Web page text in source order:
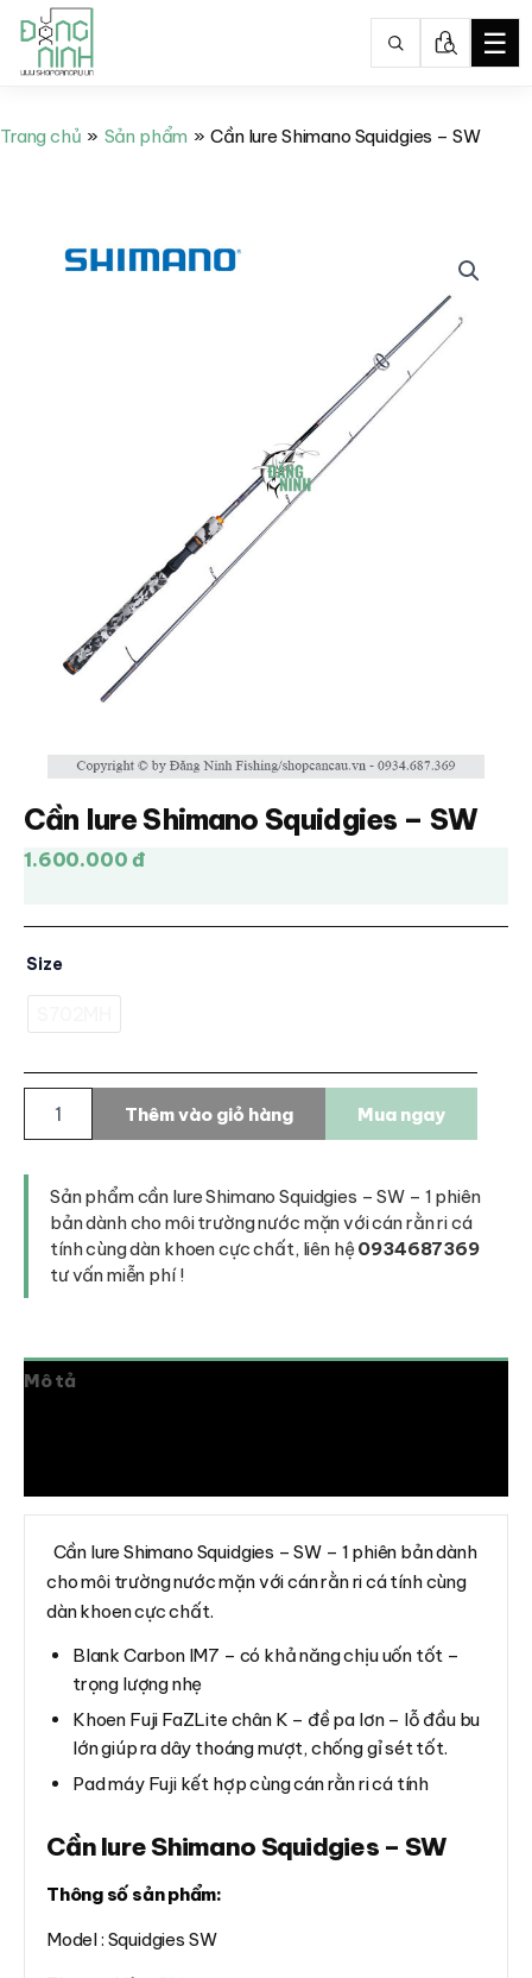
tới
☰
Trang chủ Sản phẩm Cần lure Shimano Squidgies – SW
Cần lure Shimano Squidgies – SW
1.600.000 đ
Size
Shimano
Squidgies
lượng
Thêm vào giỏ hàng Mua ngay
Sản phẩm cần lure Shimano Squidgies – SW – 1 phiên
bản dành cho môi trường nước mặn với cán rằn ri cá
tính cùng dàn khoen cực chất, liên hệ 0934687369
tư vấn miễn phí !
Mô tả
Cần lure Shimano Squidgies – SW – 1 phiên bản dành
cho môi trường nước mặn với cán rằn ri cá tính cùng
dàn khoen cực chất.
Blank Carbon IM7 – có khả năng chịu uốn tốt –
trọng lượng nhẹ
Khoen Fuji FaZLite chân K – đề pa lơn – lỗ đầu bu
lớn giúp ra dây thoáng mượt, chống gỉ sét tốt.
Pad máy Fuji kết hợp cùng cán rằn ri cá tính
Cần lure Shimano Squidgies – SW
Thông số sản phẩm:
Model : Squidgies SW